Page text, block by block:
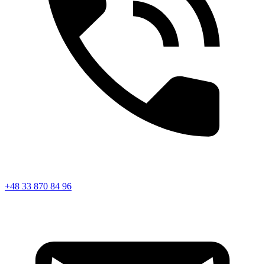
+48 33 870 84 96